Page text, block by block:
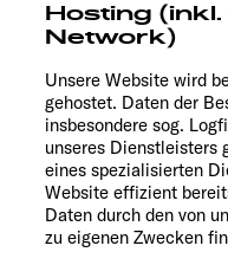
Hosting
Network)
Unsere Website wird
gehostet. Daten der
insbesondere sog.
unseres Dienstleisters
eines spezialisierten
Website effizient
Daten durch den von
zu eigenen Zwecken